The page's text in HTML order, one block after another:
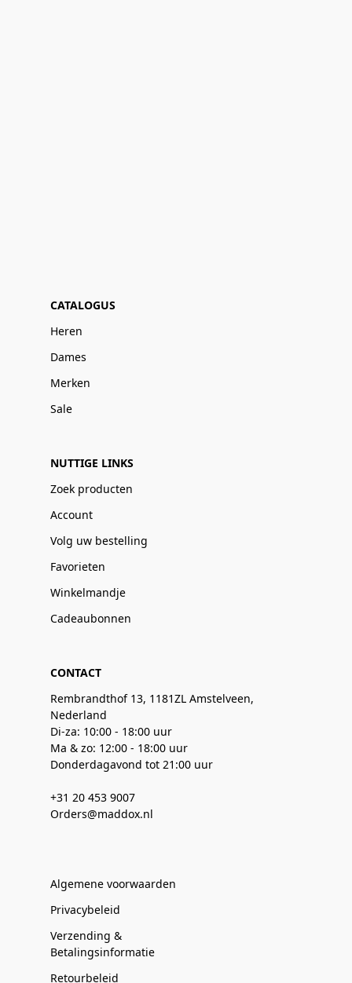
CATALOGUS
Heren
Dames
Merken
Sale
NUTTIGE LINKS
Zoek producten
Account
Volg uw bestelling
Favorieten
Winkelmandje
Cadeaubonnen
CONTACT
Rembrandthof 13, 1181ZL Amstelveen,
Nederland
Di-za: 10:00 - 18:00 uur
Ma & zo: 12:00 - 18:00 uur
Donderdagavond tot 21:00 uur
+31 20 453 9007
Orders@maddox.nl
Algemene voorwaarden
Privacybeleid
Verzending &
Betalingsinformatie
Retourbeleid